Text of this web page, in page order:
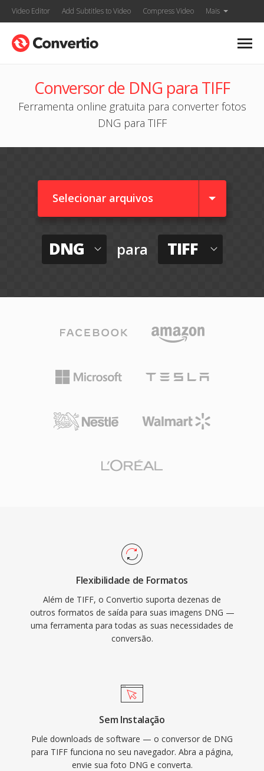
Video Editor Add Subtitles to Video Compress Video Mais
Conversor de DNG para TIFF
Ferramenta online gratuita para converter fotos
DNG para TIFF
Selecionar arquivos
DNG para TIFF
Flexibilidade de Formatos
Além de TIFF, o Convertio suporta dezenas de
outros formatos de saída para suas imagens DNG —
uma ferramenta para todas as suas necessidades de
conversão.
Sem Instalação
Pule downloads de software — o conversor de DNG
para TIFF funciona no seu navegador. Abra a página,
envie sua foto DNG e converta.